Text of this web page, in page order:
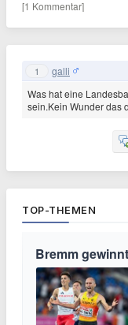
[1 Kommentar]
1 galli
Was hat eine
sein.Kein Wunder das
TOP-THEMEN
Bremm